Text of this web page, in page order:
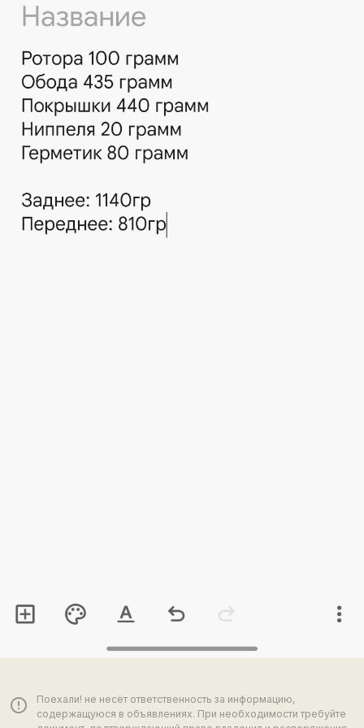
error_outline
Поехали! не несёт ответственность за информацию,
содержащуюся в объявлениях. При необходимости требуйте